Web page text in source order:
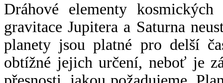
Dráhové elementy
gravitace Jupitera a Saturna
planety jsou platné pro delší
obtížné jejich určení, neboť je